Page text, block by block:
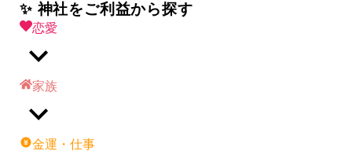
✨ 神社をご利益から探す
恋愛
家族
金運・仕事